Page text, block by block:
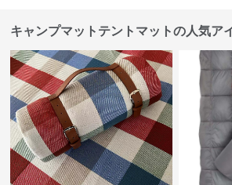
キャンプマットテントマットの人気ア